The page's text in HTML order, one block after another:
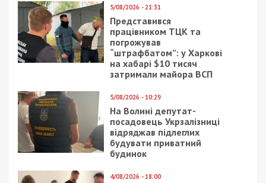
5/08/2026 - 21:31
Представився
працівником ТЦК та
погрожував
“штрафбатом”: у Харкові
на хабарі $10 тисяч
затримали майора ВСП
5/08/2026 - 10:29
На Волині депутат-
посадовець Укрзалізниці
відряджав підлеглих
будувати приватний
будинок
4/08/2026 - 18:00